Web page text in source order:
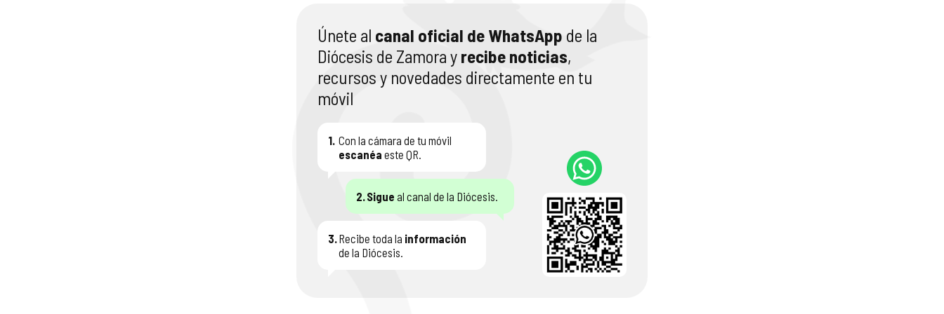
Únete al canal oficial de WhatsApp de la
Diócesis de Zamora y recibe noticias,
recursos y novedades directamente en tu
móvil
1. Con la cámara de tu móvil
escanéa este QR.
2.Sigue al canal de la Diócesis.
3.Recibe toda la información
de la Diócesis.